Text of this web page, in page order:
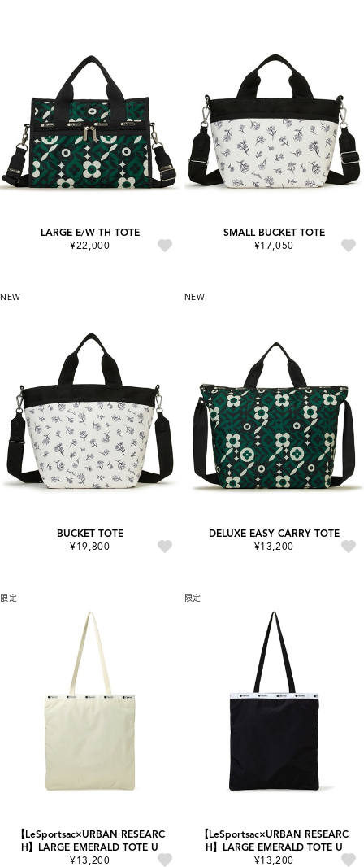
LARGE E/W TH TOTE
¥22,000
SMALL BUCKET TOTE
¥17,050
NEW
BUCKET TOTE
¥19,800
NEW
DELUXE EASY CARRY TOTE
¥13,200
限定
【LeSportsac×URBAN RESEARC
H】LARGE EMERALD TOTE U
¥13,200
限定
【LeSportsac×URBAN RESEARC
H】LARGE EMERALD TOTE U
¥13,200